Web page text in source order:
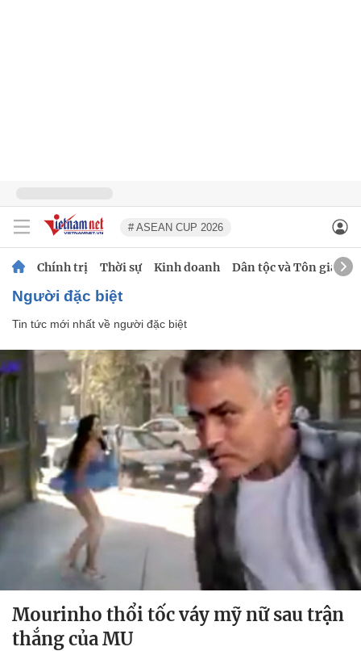
# ASEAN CUP 2026
Chính trị Thời sự Kinh doanh Dân tộc và Tôn giáo
người đặc biệt
Tin tức mới nhất về người đặc biệt
Mourinho thổi tốc váy mỹ nữ sau trận
thắng của MU